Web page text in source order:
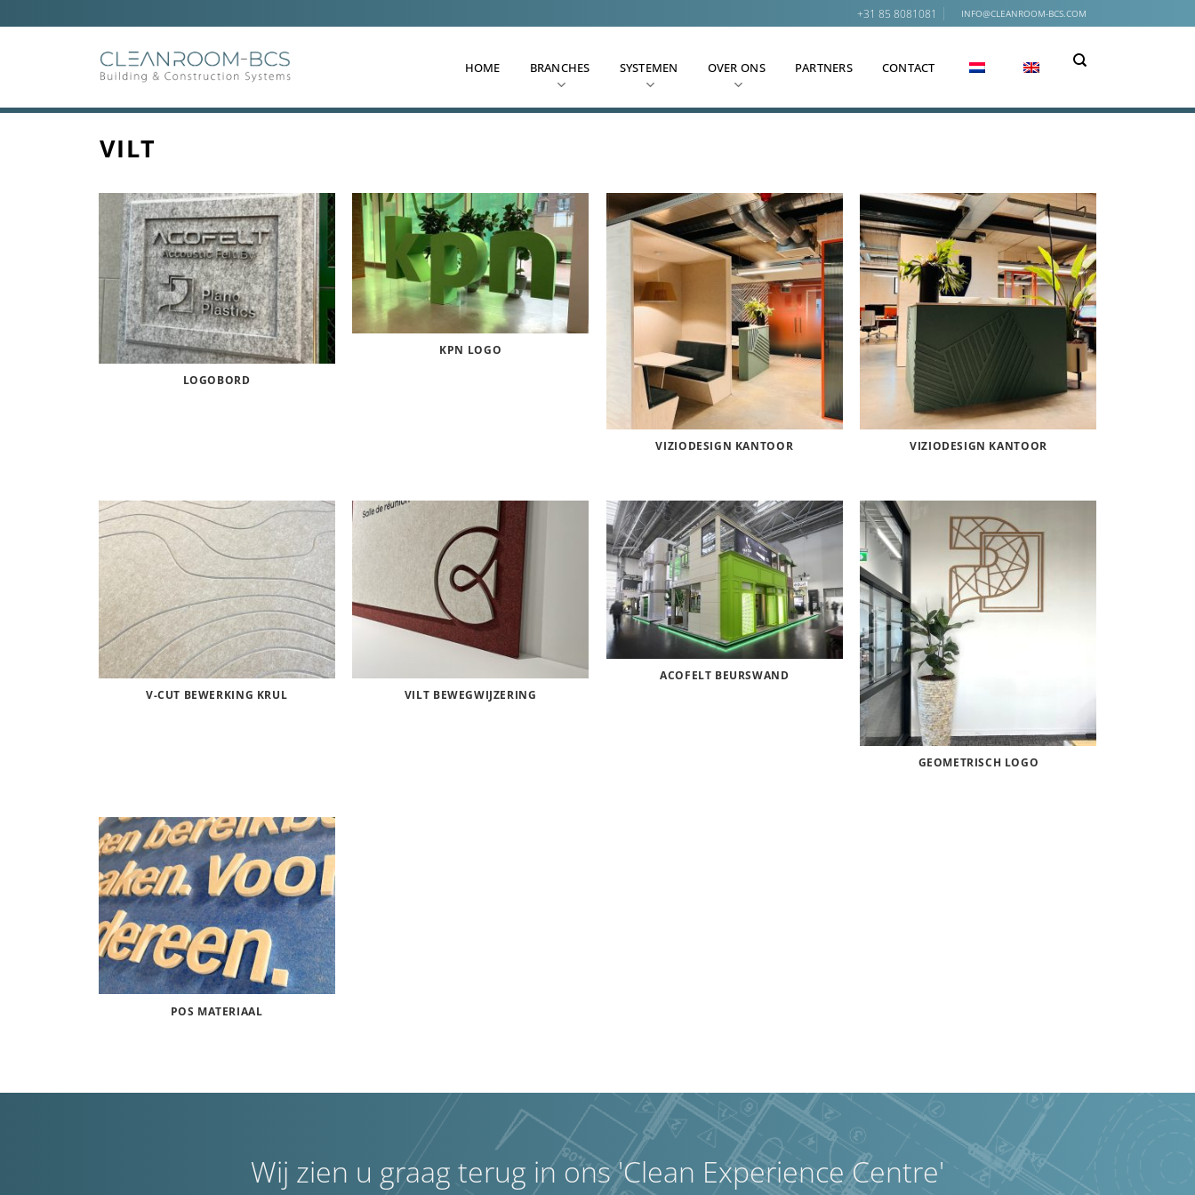
naar
+31 85 8081081 INFO@CLEANROOM-BCS.COM
HOME BRANCHES SYSTEMEN OVER ONS PARTNERS CONTACT
VILT
LOGOBORD
KPN LOGO
VIZIODESIGN KANTOOR VIZIODESIGN KANTOOR
V-CUT BEWERKING KRUL VILT BEWEGWIJZERING
ACOFELT BEURSWAND
GEOMETRISCH LOGO
POS MATERIAAL
Wij zien u graag terug in ons 'Clean Experience Centre'